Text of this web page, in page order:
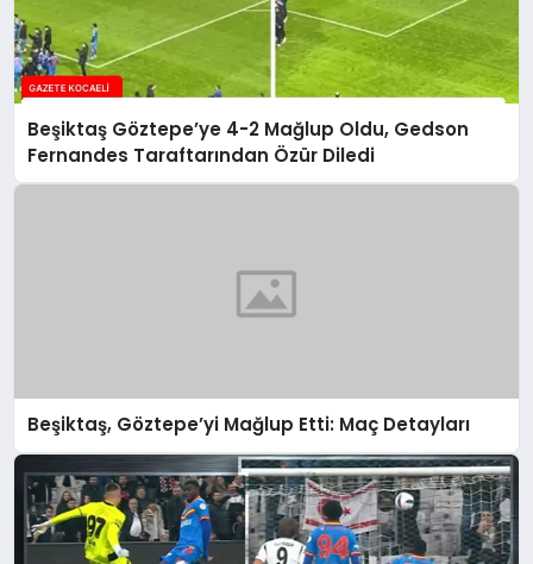
Beşiktaş Göztepe’ye 4-2 Mağlup Oldu, Gedson
Fernandes Taraftarından Özür Diledi
Beşiktaş, Göztepe’yi Mağlup Etti: Maç Detayları